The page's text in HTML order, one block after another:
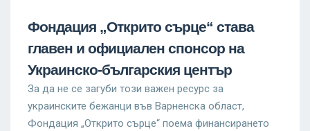
Фондация „Открито сърце“ става
главен и официален спонсор на
Украинско-българския център
За да не се загуби този важен ресурс за
украинските бежанци във Варненска област,
Фондация „Открито сърце“ поема финансирането